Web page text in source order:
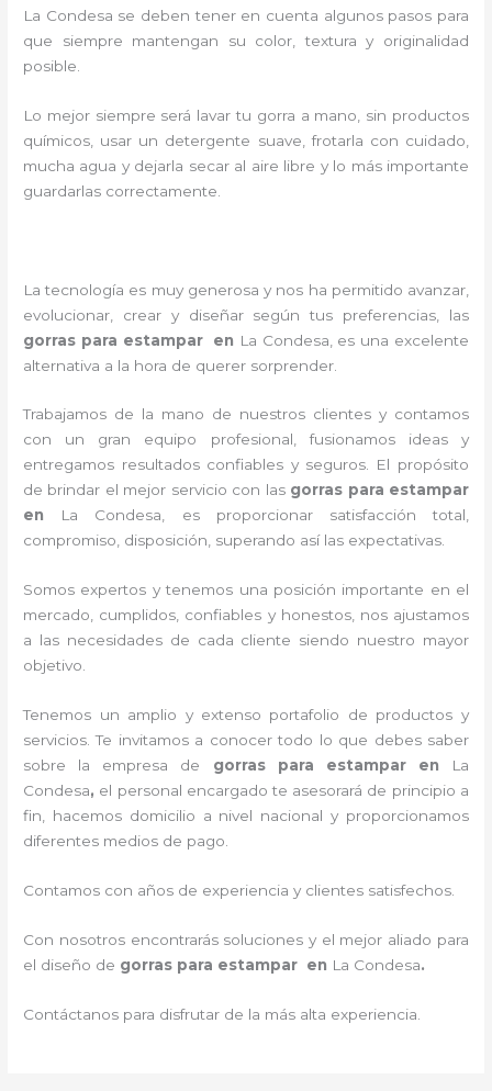
La Condesa se deben tener en cuenta algunos pasos para
que siempre mantengan su color, textura y originalidad
posible.
Lo mejor siempre será lavar tu gorra a mano, sin productos
químicos, usar un detergente suave, frotarla con cuidado,
mucha agua y dejarla secar al aire libre y lo más importante
guardarlas correctamente.
La tecnología es muy generosa y nos ha permitido avanzar,
evolucionar, crear y diseñar según tus preferencias, las
gorras para estampar en La Condesa , es una excelente
alternativa a la hora de querer sorprender.
Trabajamos de la mano de nuestros clientes y contamos
con un gran equipo profesional, fusionamos ideas y
entregamos resultados confiables y seguros. El propósito
de brindar el mejor servicio con las gorras para estampar
en La Condesa, es proporcionar satisfacción total,
compromiso, disposición, superando así las expectativas.
Somos expertos y tenemos una posición importante en el
mercado, cumplidos, confiables y honestos, nos ajustamos
a las necesidades de cada cliente siendo nuestro mayor
objetivo.
Tenemos un amplio y extenso portafolio de productos y
servicios. Te invitamos a conocer todo lo que debes saber
sobre la empresa de gorras para estampar en La
Condesa, el personal encargado te asesorará de principio a
fin, hacemos domicilio a nivel nacional y proporcionamos
diferentes medios de pago.
Contamos con años de experiencia y clientes satisfechos.
Con nosotros encontrarás soluciones y el mejor aliado para
el diseño de gorras para estampar en La Condesa.
Contáctanos para disfrutar de la más alta experiencia.